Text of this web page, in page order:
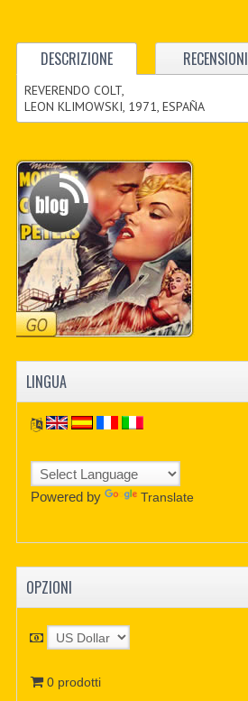
DESCRIZIONE RECENSIONI
REVERENDO COLT,
LEON KLIMOWSKI, 1971, ESPAÑA
LINGUA
Powered by Translate
OPZIONI
0 prodotti